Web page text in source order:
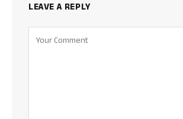
LEAVE A REPLY